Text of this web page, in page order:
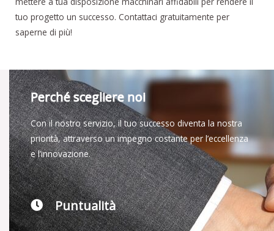
tuo progetto un successo. Contattaci gratuitamente per
saperne di più!
Perché scegliere noi
Con il nostro servizio, il tuo successo diventa la nostra
priorità, attraverso un impegno costante per l’eccellenza
e l’innovazione.
Puntualità